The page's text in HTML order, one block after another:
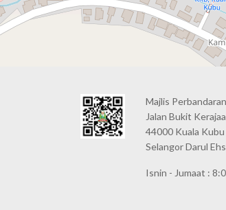
Majlis
Jalan Bukit
44000 Kuala Kubu
Selangor Darul
Isnin - Jumaat :